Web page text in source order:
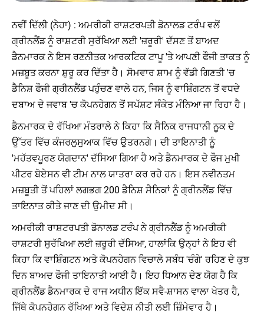
ਨਵੀਂ ਦਿੱਲੀ (ਨੇਹਾ) : ਅਮਰੀਕੀ ਰਾਸ਼ਟਰਪਤੀ ਡੋਨਾਲਡ ਟਰੰਪ ਵਲੋਂ
ਗ੍ਰੀਨਲੈਂਡ ਨੂੰ ਰਾਸ਼ਟਰੀ ਸੁਰੱਖਿਆ ਲਈ 'ਜ਼ਰੂਰੀ' ਦੱਸਣ ਤੋਂ ਬਾਅਦ
ਡੈਨਮਾਰਕ ਨੇ ਇਸ ਰਣਨੀਤਕ ਆਰਕਟਿਕ ਟਾਪੂ 'ਤੇ ਆਪਣੀ ਫੌਜੀ ਤਾਕਤ ਨੂੰ
ਮਜ਼ਬੂਤ ​​ਕਰਨਾ ਸ਼ੁਰੂ ਕਰ ਦਿੱਤਾ ਹੈ। ਸੋਮਵਾਰ ਸ਼ਾਮ ਨੂੰ ਵੱਡੀ ਗਿਣਤੀ 'ਚ
ਡੈਨਿਸ਼ ਫੌਜੀ ਗ੍ਰੀਨਲੈਂਡ ਪਹੁੰਚਣ ਵਾਲੇ ਹਨ, ਜਿਸ ਨੂੰ ਵਾਸ਼ਿੰਗਟਨ ਤੋਂ ਵਧਦੇ
ਦਬਾਅ ਦੇ ਜਵਾਬ 'ਚ ਕੋਪਨਹੇਗਨ ਤੋਂ ਸਪੱਸ਼ਟ ਸੰਕੇਤ ਮੰਨਿਆ ਜਾ ਰਿਹਾ ਹੈ।
ਡੈਨਮਾਰਕ ਦੇ ਰੱਖਿਆ ਮੰਤਰਾਲੇ ਨੇ ਕਿਹਾ ਕਿ ਸੈਨਿਕ ਰਾਜਧਾਨੀ ਨੂਕ ਦੇ
ਉੱਤਰ ਵਿੱਚ ਕੰਜਰਲੁਸੁਆਕ ਵਿੱਚ ਉਤਰਨਗੇ। ਦੀ ਤਾਇਨਾਤੀ ਨੂੰ
'ਮਹੱਤਵਪੂਰਣ ਯੋਗਦਾਨ' ਦੱਸਿਆ ਗਿਆ ਹੈ ਅਤੇ ਡੈਨਮਾਰਕ ਦੇ ਫੌਜ ਮੁਖੀ
ਪੀਟਰ ਬੋਏਸਨ ਵੀ ਟੀਮ ਨਾਲ ਯਾਤਰਾ ਕਰ ਰਹੇ ਹਨ। ਇਸ ਨਵੀਨਤਮ
ਮਜ਼ਬੂਤੀ ਤੋਂ ਪਹਿਲਾਂ ਲਗਭਗ 200 ਡੈਨਿਸ਼ ਸੈਨਿਕਾਂ ਨੂੰ ਗ੍ਰੀਨਲੈਂਡ ਵਿੱਚ
ਤਾਇਨਾਤ ਕੀਤੇ ਜਾਣ ਦੀ ਉਮੀਦ ਸੀ।
ਅਮਰੀਕੀ ਰਾਸ਼ਟਰਪਤੀ ਡੋਨਾਲਡ ਟਰੰਪ ਨੇ ਗ੍ਰੀਨਲੈਂਡ ਨੂੰ ਅਮਰੀਕੀ
ਰਾਸ਼ਟਰੀ ਸੁਰੱਖਿਆ ਲਈ ਜ਼ਰੂਰੀ ਦੱਸਿਆ, ਹਾਲਾਂਕਿ ਉਨ੍ਹਾਂ ਨੇ ਇਹ ਵੀ
ਕਿਹਾ ਕਿ ਵਾਸ਼ਿੰਗਟਨ ਅਤੇ ਕੋਪਨਹੇਗਨ ਵਿਚਾਲੇ ਸਬੰਧ 'ਚੰਗੇ' ਰਹਿਣ ਦੇ ਕੁਝ
ਦਿਨ ਬਾਅਦ ਫੌਜੀ ਤਾਇਨਾਤੀ ਆਈ ਹੈ। ਇਹ ਧਿਆਨ ਦੇਣ ਯੋਗ ਹੈ ਕਿ
ਗ੍ਰੀਨਲੈਂਡ ਡੈਨਮਾਰਕ ਦੇ ਰਾਜ ਅਧੀਨ ਇੱਕ ਸਵੈ-ਸ਼ਾਸਨ ਵਾਲਾ ਖੇਤਰ ਹੈ,
ਜਿੱਥੇ ਕੋਪਨਹੇਗਨ ਰੱਖਿਆ ਅਤੇ ਵਿਦੇਸ਼ ਨੀਤੀ ਲਈ ਜ਼ਿੰਮੇਵਾਰ ਹੈ।